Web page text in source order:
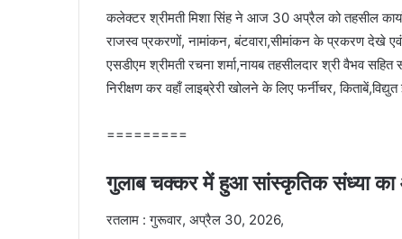
कलेक्टर श्रीमती मिशा सिंह ने आज 30 अप्रैल को तहसील
राजस्व प्रकरणों, नामांकन, बंटवारा,सीमांकन के प्रकरण देखे
एसडीएम श्रीमती रचना शर्मा,नायब तहसीलदार श्री वैभव
निरीक्षण कर वहाँ लाइब्रेरी खोलने के लिए फर्नीचर,
=========
गुलाब चक्कर में हुआ सांस्कृतिक संध्या
रतलाम : गुरूवार, अप्रैल 30, 2026,